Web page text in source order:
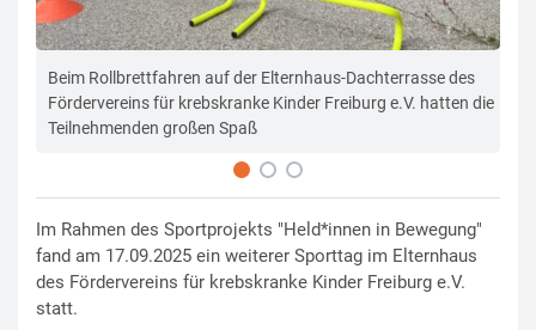
Beim Rollbrettfahren auf der Elternhaus-Dachterrasse des
Fördervereins für krebskranke Kinder Freiburg e.V. hatten die
Teilnehmenden großen Spaß
Im Rahmen des Sportprojekts "Held*innen in Bewegung"
fand am 17.09.2025 ein weiterer Sporttag im Elternhaus
des Fördervereins für krebskranke Kinder Freiburg e.V.
statt.